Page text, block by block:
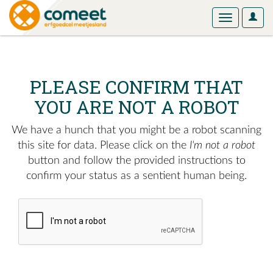
User
Toggle
PLEASE CONFIRM THAT
YOU ARE NOT A ROBOT
We have a hunch that you might be a robot scanning
this site for data. Please click on the I'm not a robot
button and follow the provided instructions to
confirm your status as a sentient human being.